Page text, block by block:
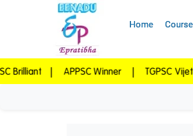
Home
| APPSC Winner | TGPSC Vijetha |